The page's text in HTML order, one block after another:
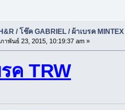
/ โช๊ค GABRIEL / ผ้าเบรค
าพันธ์ 23, 2015, 10:19:37 am »
ค TRW